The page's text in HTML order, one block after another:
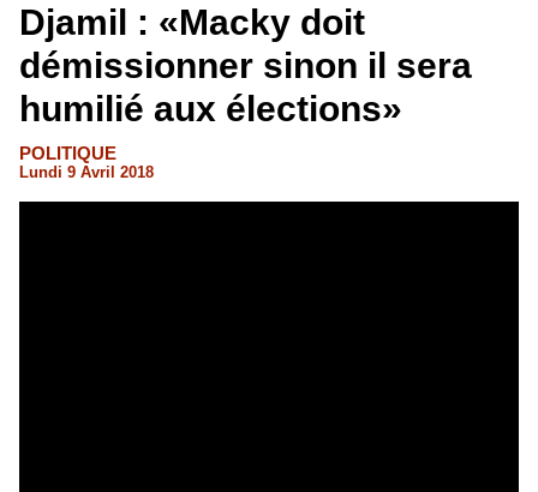
Djamil : «Macky doit
démissionner sinon il sera
humilié aux élections»
POLITIQUE
Lundi 9 Avril 2018